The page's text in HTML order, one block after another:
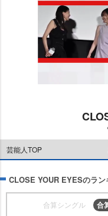
芸能人TOP
CLOSE YOUR EYESのラン
合算シングル 合